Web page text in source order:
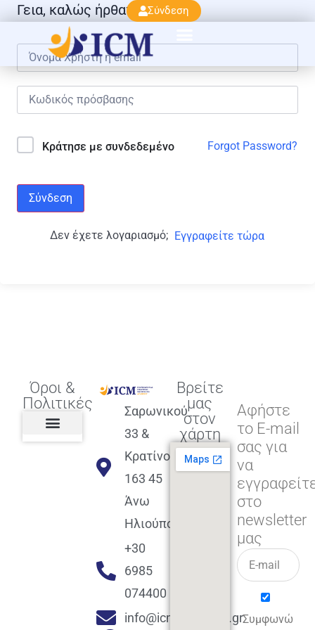
Σύνδεση
Γεια, καλώς ήρθατε πάλι!
Κράτησε με συνδεδεμένο Forgot Password?
Σύνδεση
Δεν έχετε λογαριασμό; Εγγραφείτε τώρα
Όροι &
Πολιτικές
Σαρωνικού
33 &
Κρατίνου
163 45
Άνω
Ηλιούπολη
+30
6985
074400
info@icmacademy.gr
Βρείτε
μας
στον
χάρτη
Αφήστε
το E-mail
σας για
να
στο
newsletter
μας
Συμφωνώ